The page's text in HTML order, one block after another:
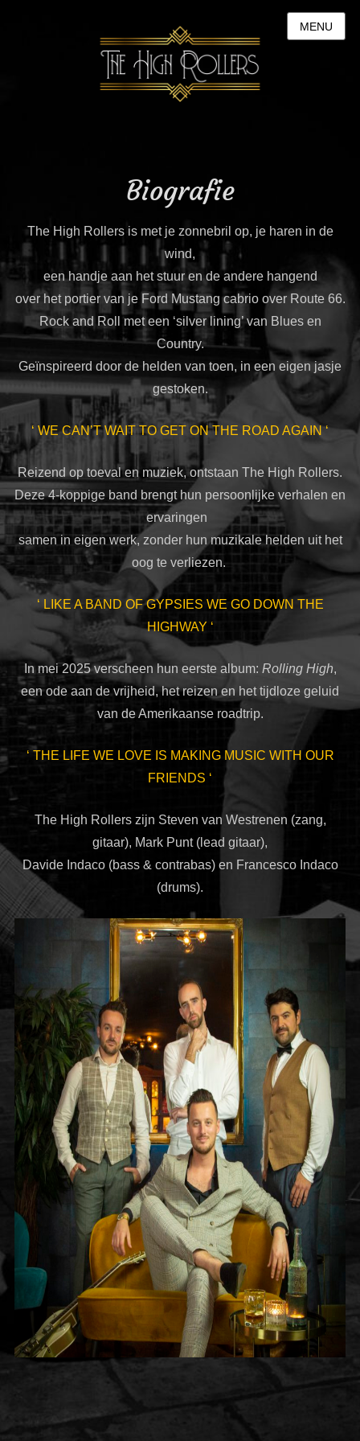
MENU
Biografie
The High Rollers is met je zonnebril op, je haren in de
wind,
een handje aan het stuur en de andere hangend
over het portier van je Ford Mustang cabrio over Route 66.
Rock and Roll met een ‘silver lining’ van Blues en
Country.
Geïnspireerd door de helden van toen, in een eigen jasje
gestoken.
‘ WE CAN’T WAIT TO GET ON THE ROAD AGAIN ‘
Reizend op toeval en muziek, ontstaan The High Rollers.
Deze 4-koppige band brengt hun persoonlijke verhalen en
ervaringen
samen in eigen werk, zonder hun muzikale helden uit het
oog te verliezen.
‘ LIKE A BAND OF GYPSIES WE GO DOWN THE
HIGHWAY ‘
In mei 2025 verscheen hun eerste album: Rolling High,
een ode aan de vrijheid, het reizen en het tijdloze geluid
van de Amerikaanse roadtrip.
‘ THE LIFE WE LOVE IS MAKING MUSIC WITH OUR
FRIENDS ‘
The High Rollers zijn Steven van Westrenen (zang,
gitaar), Mark Punt (lead gitaar),
Davide Indaco (bass & contrabas) en Francesco Indaco
(drums).